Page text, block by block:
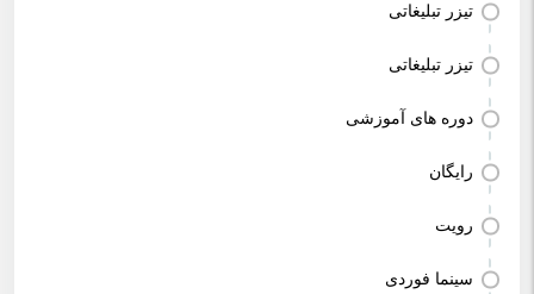
تیزر تبلیغاتی
تیزر تبلیغاتی
دوره های آموزشی
رایگان
رویت
سینما فوردی